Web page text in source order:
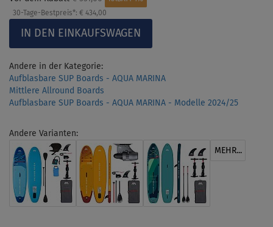
30-Tage-Bestpreis*: € 434,00
Andere in der Kategorie:
Aufblasbare SUP Boards - AQUA MARINA
Mittlere Allround Boards
Aufblasbare SUP Boards - AQUA MARINA - Modelle 2024/25
Andere Varianten:
MEHR...